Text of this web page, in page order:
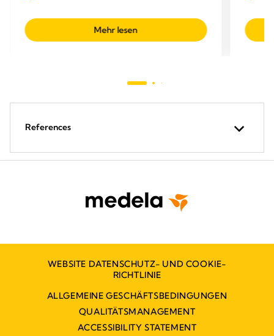
Mehr lesen
References
WEBSITE DATENSCHUTZ- UND COOKIE-
RICHTLINIE
ALLGEMEINE GESCHÄFTSBEDINGUNGEN
QUALITÄTSMANAGEMENT
ACCESSIBILITY STATEMENT